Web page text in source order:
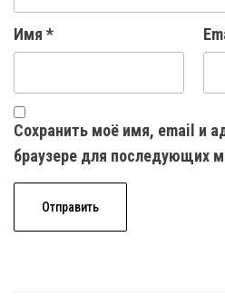
Имя *
Сохранить моё имя, email и
браузере для последующих